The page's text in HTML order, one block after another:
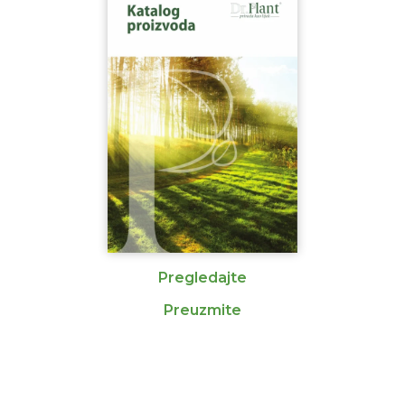
Pregledajte
Preuzmite